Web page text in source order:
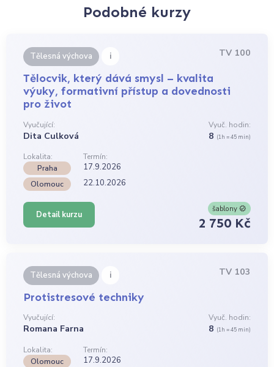
Podobné kurzy
Tělesná výchova i TV 100
Tělocvik, který dává smysl – kvalita
výuky, formativní přístup a dovednosti
pro život
Vyučující:
Dita Culková
Vyuč. hodin:
8 (1h = 45 min)
Lokalita:
Termín:
Praha
17.9.2026
Olomouc 22.10.2026
Detail kurzu
šablony
2 750 Kč
Tělesná výchova i TV 103
Protistresové techniky
Vyučující:
Romana Farna
Vyuč. hodin:
8 (1h = 45 min)
Lokalita:
Termín:
Olomouc
17.9.2026